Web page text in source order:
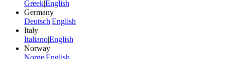
Greek|English
Germany
Deutsch|English
Italy
Italiano|English
Norway